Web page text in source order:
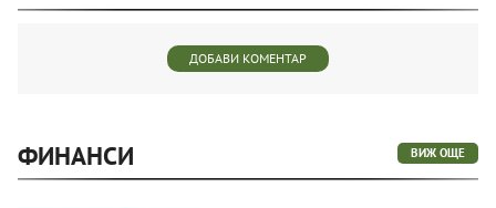
ДОБАВИ КОМЕНТАР
ФИНАНСИ ВИЖ ОЩЕ